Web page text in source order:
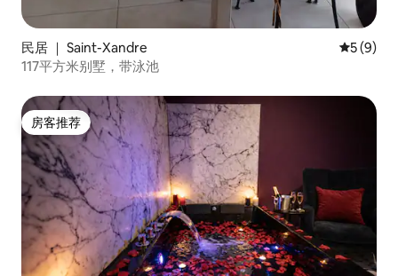
民居 ｜ Saint-Xandre 平均评分
5 (9)
117平方米别墅，带泳池
房客推荐
房客推荐